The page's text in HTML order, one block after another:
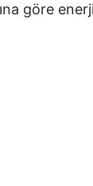
göre